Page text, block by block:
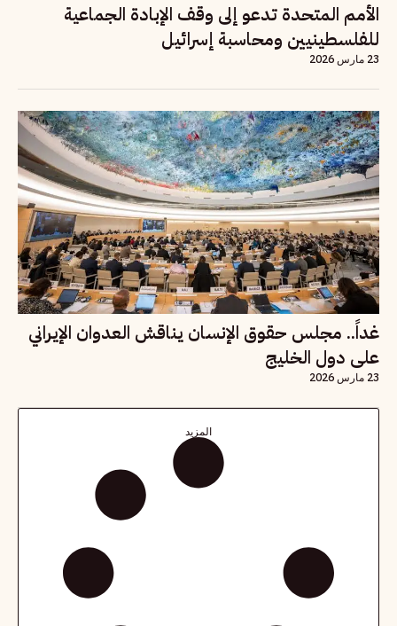
الأمم المتحدة تدعو إلى وقف الإبادة الجماعية
للفلسطينيين ومحاسبة إسرائيل
23 مارس 2026
غداً.. مجلس حقوق الإنسان يناقش العدوان الإيراني
على دول الخليج
23 مارس 2026
المزيد